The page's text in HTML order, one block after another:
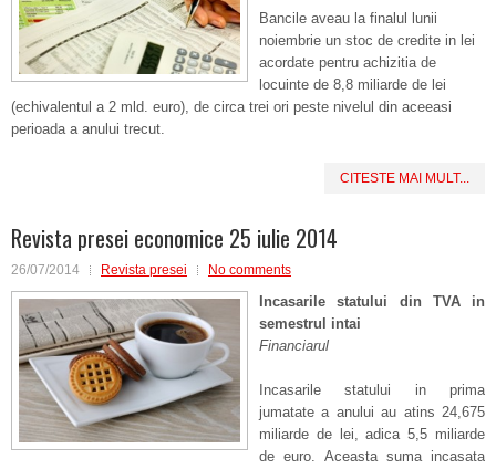
Bancile aveau la finalul lunii
noiembrie un stoc de credite in lei
acordate pentru achizitia de
locuinte de 8,8 miliarde de lei
(echivalentul a 2 mld. euro), de circa trei ori peste nivelul din aceeasi
perioada a anului trecut.
CITESTE MAI MULT...
Revista presei economice 25 iulie 2014
26/07/2014 Revista presei No comments
Incasarile statului din TVA in
semestrul intai
Financiarul
Incasarile statului in prima
jumatate a anului au atins 24,675
miliarde de lei, adica 5,5 miliarde
de euro. Aceasta suma incasata